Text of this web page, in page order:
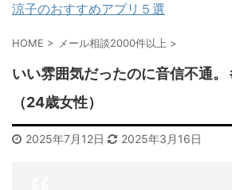
涼子のおすすめアプリ５選
HOME > メール相談2000件以上 >
いい雰囲気だったのに音信不通。
（24歳女性）
2025年7月12日 2025年3月16日